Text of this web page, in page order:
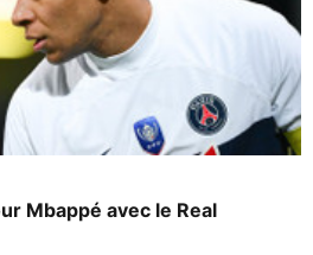
Mbappé avec le Real